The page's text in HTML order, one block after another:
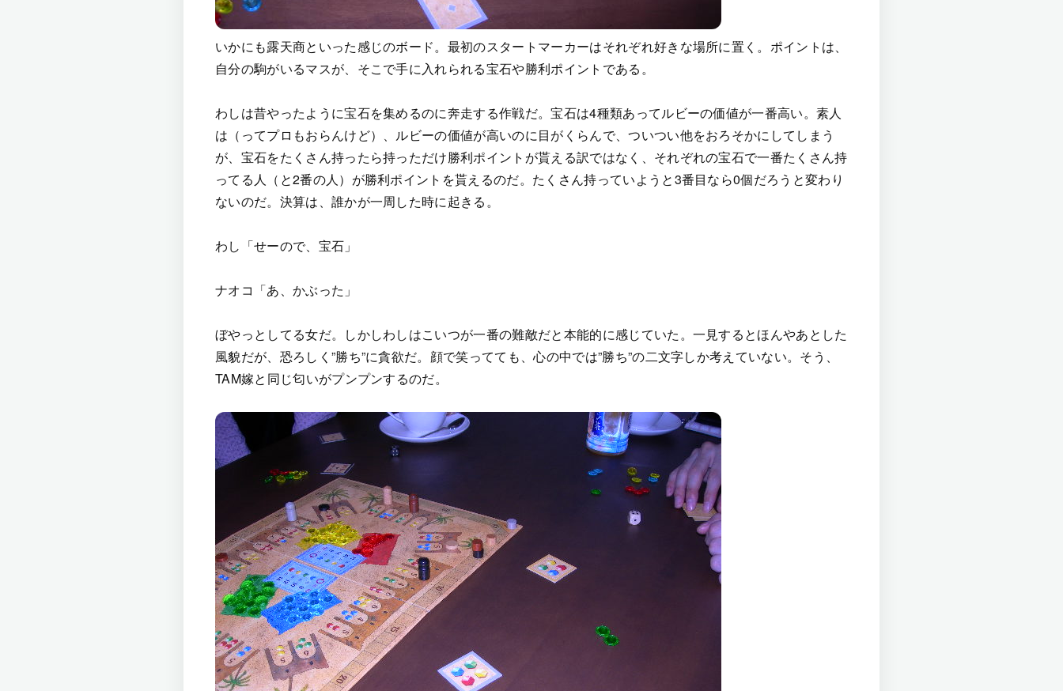
いかにも露天商といった感じのボード。最初のスタートマーカーはそれぞれ好きな場所に置く。ポイントは、
自分の駒がいるマスが、そこで手に入れられる宝石や勝利ポイントである。
わしは昔やったように宝石を集めるのに奔走する作戦だ。宝石は4種類あってルビーの価値が一番高い。素人
は（ってプロもおらんけど）、ルビーの価値が高いのに目がくらんで、ついつい他をおろそかにしてしまう
が、宝石をたくさん持ったら持っただけ勝利ポイントが貰える訳ではなく、それぞれの宝石で一番たくさん持
ってる人（と2番の人）が勝利ポイントを貰えるのだ。たくさん持っていようと3番目なら0個だろうと変わり
ないのだ。決算は、誰かが一周した時に起きる。
わし「せーので、宝石」
ナオコ「あ、かぶった」
ぼやっとしてる女だ。しかしわしはこいつが一番の難敵だと本能的に感じていた。一見するとほんやあとした
風貌だが、恐ろしく”勝ち”に貪欲だ。顔で笑ってても、心の中では”勝ち”の二文字しか考えていない。そう、
TAM嫁と同じ匂いがプンプンするのだ。